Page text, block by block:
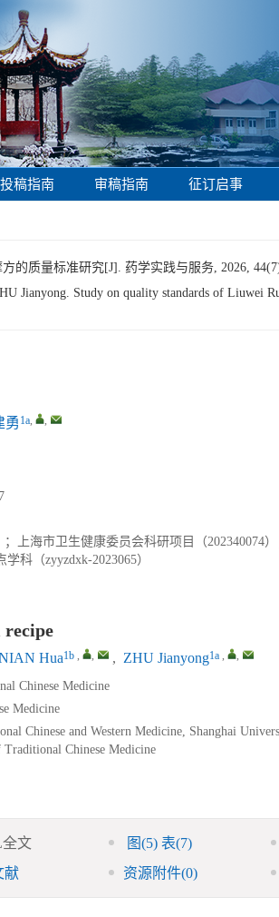
投稿指南 审稿指南 征订启事
的质量标准研究[J]. 药学实践与服务, 2026,
Jianyong. Study on quality standards of Liuwei
勇 1a, ,
；上海市卫生健康委员会科研项目（202340074
科（zyyzdxk-2023065）
recipe
Hua1b , , , ZHU Jianyong1a , ,
Chinese Medicine
Medicine
Chinese and Western Medicine, Shanghai
Chinese Medicine
文 图(5) 表(7)
献 资源附件(0)